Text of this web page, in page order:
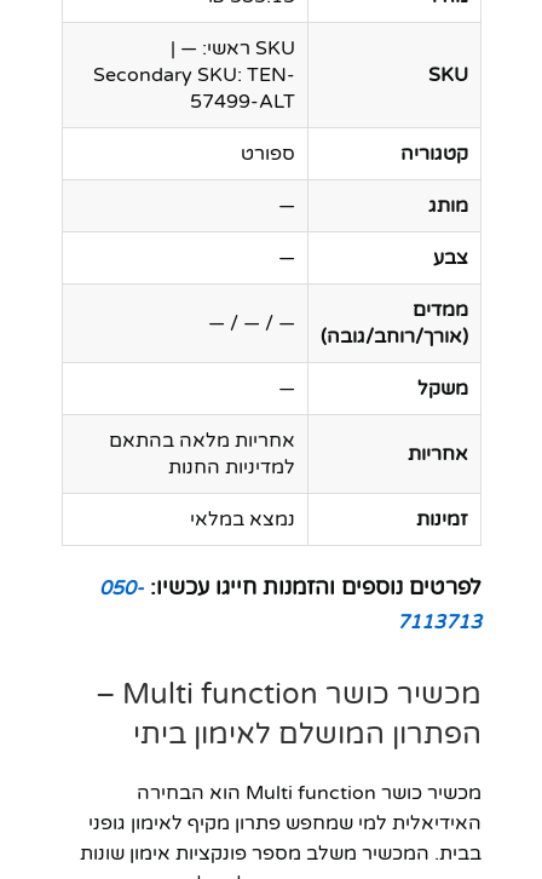
SKU
SKU ראשי: — |
Secondary SKU: TEN-
57499-ALT
קטגוריה ספורט
מותג —
צבע —
ממדים
(אורך/רוחב/גובה)
— / — / —
משקל —
אחריות
אחריות מלאה בהתאם
למדיניות החנות
זמינות נמצא במלאי
לפרטים נוספים והזמנות חייגו עכשיו: 050-
7113713
מכשיר כושר Multi function –
הפתרון המושלם לאימון ביתי
מכשיר כושר Multi function הוא הבחירה
האידיאלית למי שמחפש פתרון מקיף לאימון גופני
בבית. המכשיר משלב מספר פונקציות אימון שונות